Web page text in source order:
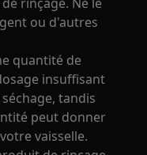
ou d'autres
quantité de
insuffisant
tandis
peut donner
vaisselle.